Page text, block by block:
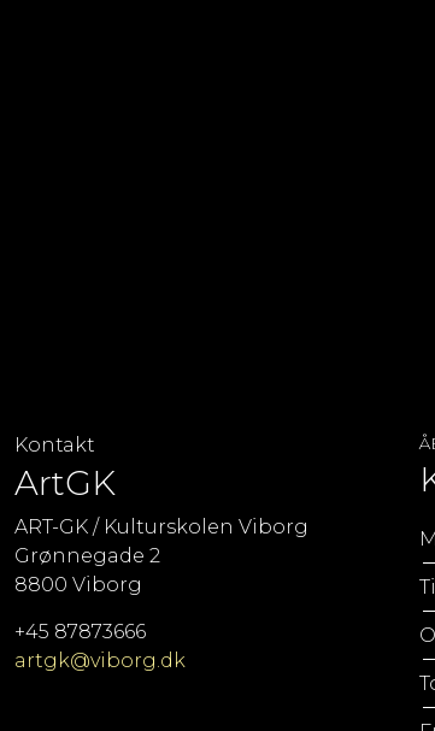
Kontakt
ArtGK
ART-GK / Kulturskolen Viborg
Grønnegade 2
8800 Viborg
+45 87873666
artgk@viborg.dk